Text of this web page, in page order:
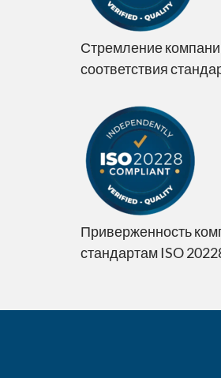
Стремление
соответствия
Приверженность
стандартам ISO